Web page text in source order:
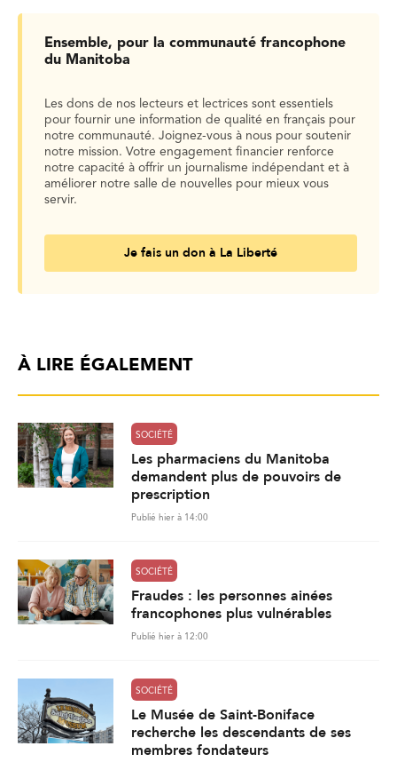
Ensemble, pour la communauté francophone
du Manitoba
Les dons de nos lecteurs et lectrices sont essentiels
pour fournir une information de qualité en français pour
notre communauté. Joignez-vous à nous pour soutenir
notre mission. Votre engagement financier renforce
notre capacité à offrir un journalisme indépendant et à
améliorer notre salle de nouvelles pour mieux vous
servir.
Je fais un don à La Liberté
À LIRE ÉGALEMENT
SOCIÉTÉ
Les pharmaciens du Manitoba
demandent plus de pouvoirs de
prescription
Publié hier à 14:00
SOCIÉTÉ
Fraudes : les personnes ainées
francophones plus vulnérables
Publié hier à 12:00
SOCIÉTÉ
Le Musée de Saint-Boniface
recherche les descendants de ses
membres fondateurs